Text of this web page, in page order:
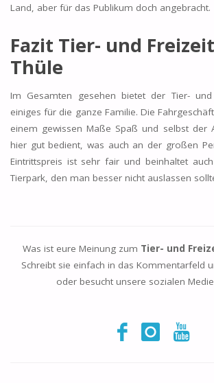
Land, aber für das Publikum doch angebracht.
Fazit Tier- und
Thüle
Im Gesamten gesehen bietet der Tier- und
einiges für die ganze Familie. Die
einem gewissen Maße Spaß und selbst der
hier gut bedient, was auch an der großen
Eintrittspreis ist sehr fair und beinhaltet
Tierpark, den man besser nicht auslassen
Was ist eure Meinung zum Tier- und
Schreibt sie einfach in das Kommentarfeld
oder besucht unsere sozialen